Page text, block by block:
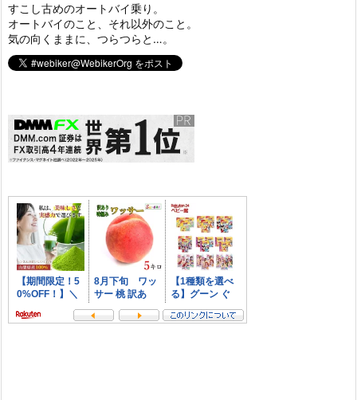
すこし古めのオートバイ乗り。
オートバイのこと、それ以外のこと。
気の向くままに、つらつらと…。